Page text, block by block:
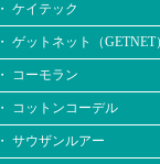
・ ケイテック
・ ゲットネット（GETNET
・ コーモラン
・ コットンコーデル
・ サウザンルアー